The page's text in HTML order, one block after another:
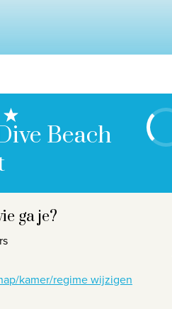
Beach
ga je?
kamer/regime wijzigen